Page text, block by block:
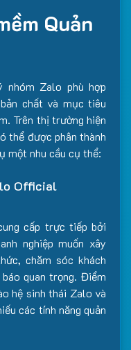
Quản
Zalo phù hợp
chất và mục tiêu
Trên thị trường hiện
thể được phân thành
một nhu cầu cụ thể:
Official
cấp trực tiếp bởi
nghiệp muốn xây
chăm sóc khách
quan trọng. Điểm
hệ sinh thái Zalo và
các tính năng quản